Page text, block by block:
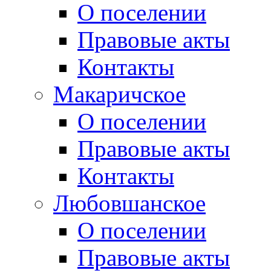
О поселении
Правовые акты
Контакты
Макаричское
О поселении
Правовые акты
Контакты
Любовшанское
О поселении
Правовые акты